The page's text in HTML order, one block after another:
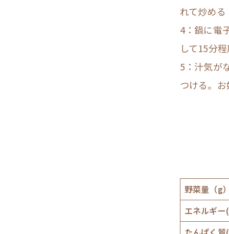
れて炒める
4：鍋に電
して15分
5：汁気が
つける。
野菜量（g
エネルギ